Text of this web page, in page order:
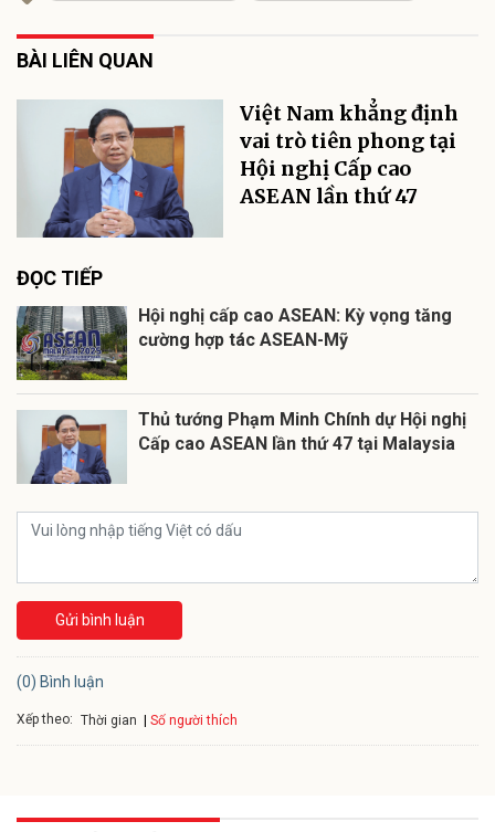
BÀI LIÊN QUAN
Việt Nam khẳng định
vai trò tiên phong tại
Hội nghị Cấp cao
ASEAN lần thứ 47
ĐỌC TIẾP
Hội nghị cấp cao ASEAN: Kỳ vọng tăng
cường hợp tác ASEAN-Mỹ
Thủ tướng Phạm Minh Chính dự Hội nghị
Cấp cao ASEAN lần thứ 47 tại Malaysia
Gửi bình luận
(0) Bình luận
Xếp theo: Thời gian Số người thích